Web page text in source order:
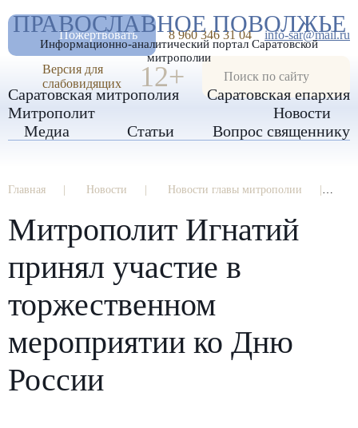
РАЗМЕР ШРИФТА А А А
ИЗОБРАЖЕНИЯ
ПРАВОСЛАВНОЕ ПОВОЛЖЬЕ
Информационно-аналитический портал Саратовской
митрополии
Пожертвовать 8 960 346 31 04 info-sar@mail.ru
Версия для
слабовидящих
12+
Саратовская митрополия
Саратовская епархия
Митрополит
Новости
Медиа
Статьи Вопрос священнику
Главная Новости Новости главы митрополии
Митрополит Игнатий
принял участие в
торжественном
мероприятии ко Дню
России